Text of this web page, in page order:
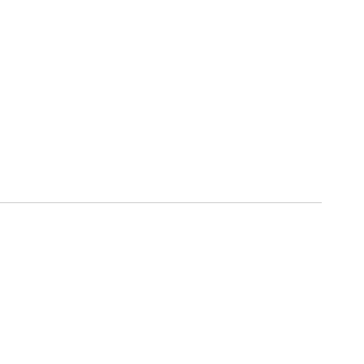
7590 AX auf WLAN Mesh. Die verteilten FRITZ!-
Netz, tauschen sich untereinander aus und
Geräte.
Höchstgeschwindigkeit bei Surfen, Video oder
und Ihre Lieblingsmusik warten jetzt auf Sie
eine vollwertige Telefonanlage. An der integrierten